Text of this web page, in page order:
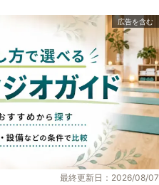
最終更新日：2026/08/07